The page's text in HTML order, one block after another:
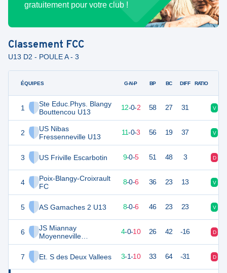
gratuitement pour votre club !
Classement FCC
U13 D2 - POULE A - 3
ÉQUIPES
1
Ste Educ.Phys. Blangy
Bouttencou U13
2
US Nibas
Fressenneville U13
3 US Friville Escarbotin
4
Poix-Blangy-Croixrault
FC
5 AS Gamaches 2 U13
6
JS Miannay
Moyenneville
Lambercourt U13
7
Et. S des Deux Vallees
G-N-P BP BC DIFF RATIO
36 14 12-0-2 58 27 31 V
33 11-0-3 56 19 37 V
27 14 9-0-5 51 48 3 D
24 14 8-0-6 36 23 13 V
24 14 8-0-6 46 23 23 V
4-0-10 26 42 -16 D
10 14 3-1-10 33 64 -31 D